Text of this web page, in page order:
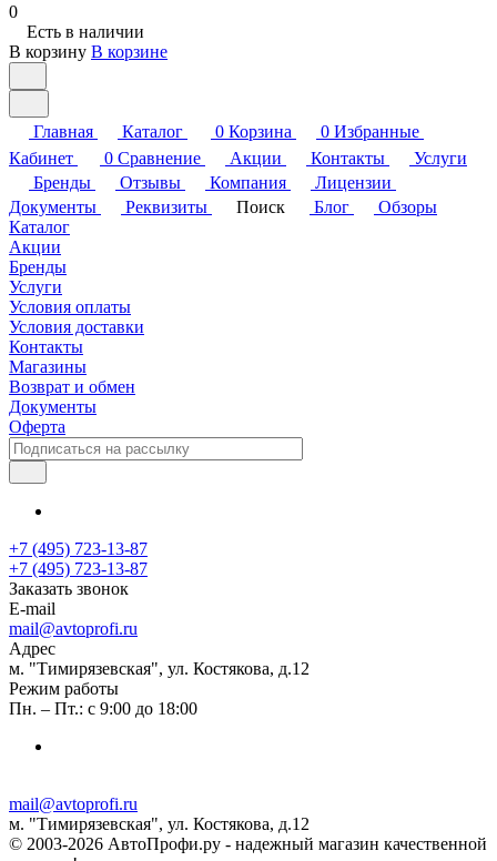
0
Есть в наличии
В корзину В корзине
Главная Каталог 0 Корзина 0 Избранные
Кабинет
0 Сравнение Акции Контакты
Услуги
Бренды
Отзывы Компания
Лицензии
Документы
Реквизиты Поиск Блог
Обзоры
Каталог
Акции
Бренды
Услуги
Условия оплаты
Условия доставки
Контакты
Магазины
Возврат и обмен
Документы
Оферта
+7 (495) 723-13-87
+7 (495) 723-13-87
Заказать звонок
E-mail
mail@avtoprofi.ru
Адрес
м. "Тимирязевская", ул. Костякова, д.12
Режим работы
Пн. – Пт.: с 9:00 до 18:00
mail@avtoprofi.ru
м. "Тимирязевская", ул. Костякова, д.12
© 2003-2026 АвтоПрофи.ру - надежный магазин качественной